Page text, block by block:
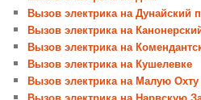
Вызов электрика на Дунайский
Вызов электрика на
Вызов электрика на
Вызов электрика на Кушелевке
Вызов электрика на Малую Охту